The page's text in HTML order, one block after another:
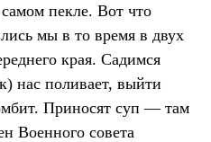
пекле. Вот что
мы в то время в двух
края. Садимся
нас поливает, выйти
Приносят суп — там
Военного совета